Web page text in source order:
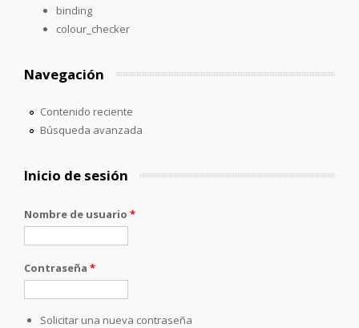
binding
colour_checker
Navegación
Contenido reciente
Búsqueda avanzada
Inicio de sesión
Nombre de usuario *
Contraseña *
Solicitar una nueva contraseña